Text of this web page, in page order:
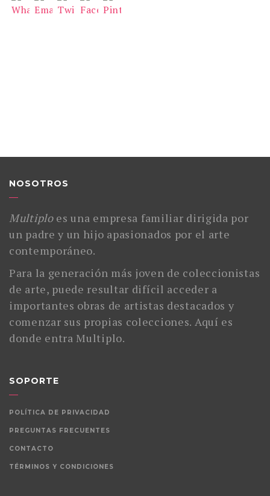
NOSOTROS
Multiploes una empresa familiar dirigida por
un padre y un hijo apasionados por el arte
contemporáneo.
Para la generación más joven de coleccionistas
de arte, puede resultar difícil acceder a
importantes obras de artistas destacados y
comenzar sus propias colecciones. Aquí es
donde entra Multiplo.
SOPORTE
POLÍTICA DE PRIVACIDAD
PREGUNTAS FRECUENTES
CONTACTO
TÉRMINOS Y CONDICIONES